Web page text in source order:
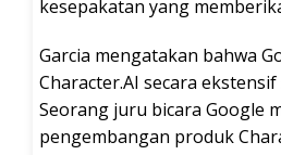
kesepakatan yang
Garcia mengatakan bahwa
Character.AI secara
Seorang juru bicara Google
pengembangan produk